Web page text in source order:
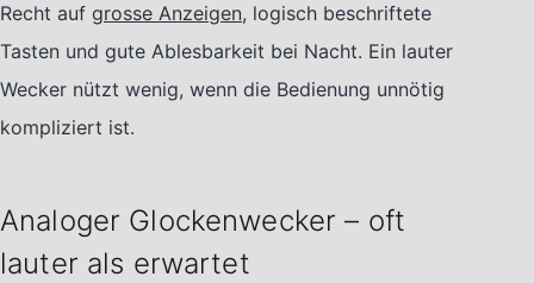
Recht auf grosse Anzeigen, logisch beschriftete
Tasten und gute Ablesbarkeit bei Nacht. Ein lauter
Wecker nützt wenig, wenn die Bedienung unnötig
kompliziert ist.
Analoger Glockenwecker – oft
lauter als erwartet